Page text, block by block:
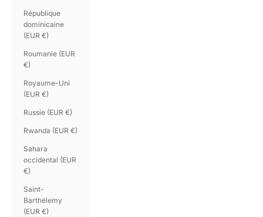
République
dominicaine
(EUR €)
Roumanie (EUR
€)
Royaume-Uni
(EUR €)
Russie (EUR €)
Rwanda (EUR €)
Sahara
occidental (EUR
€)
Saint-
Barthélemy
(EUR €)